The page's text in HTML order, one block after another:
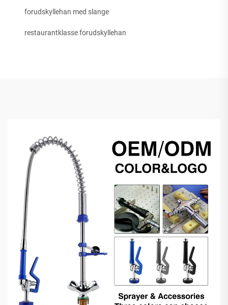
forudskyllehan med slange
restaurantklasse forudskyllehan